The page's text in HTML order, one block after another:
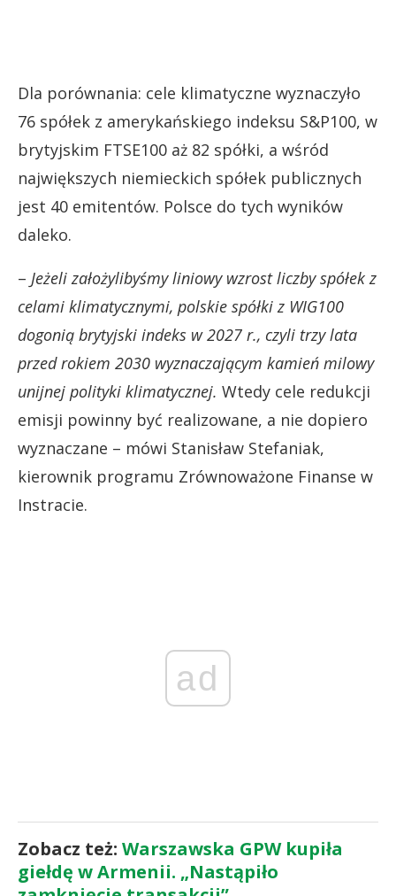
Dla porównania: cele klimatyczne wyznaczyło
76 spółek z amerykańskiego indeksu S&P100, w
brytyjskim FTSE100 aż 82 spółki, a wśród
największych niemieckich spółek publicznych
jest 40 emitentów. Polsce do tych wyników
daleko.
– Jeżeli założylibyśmy liniowy wzrost liczby spółek z
celami klimatycznymi, polskie spółki z WIG100
dogonią brytyjski indeks w 2027 r., czyli trzy lata
przed rokiem 2030 wyznaczającym kamień milowy
unijnej polityki klimatycznej. Wtedy cele redukcji
emisji powinny być realizowane, a nie dopiero
wyznaczane – mówi Stanisław Stefaniak,
kierownik programu Zrównoważone Finanse w
Instracie.
ad
Zobacz też: Warszawska GPW kupiła
giełdę w Armenii. „Nastąpiło